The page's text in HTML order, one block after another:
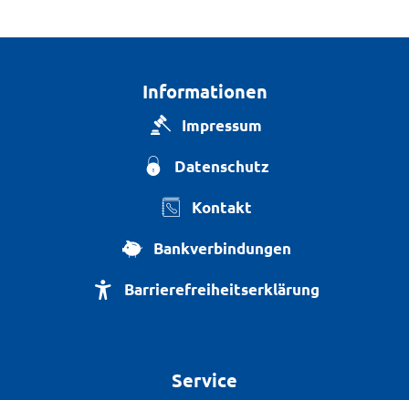
Informationen
Impressum
Datenschutz
Kontakt
Bankverbindungen
Barrierefreiheitserklärung
Service